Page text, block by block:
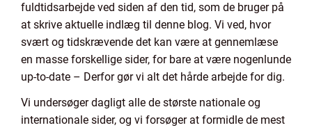
fuldtidsarbejde ved siden af den tid, som de bruger på
at skrive aktuelle indlæg til denne blog. Vi ved, hvor
svært og tidskrævende det kan være at gennemlæse
en masse forskellige sider, for bare at være nogenlunde
up-to-date – Derfor gør vi alt det hårde arbejde for dig.
Vi undersøger dagligt alle de største nationale og
internationale sider, og vi forsøger at formidle de mest